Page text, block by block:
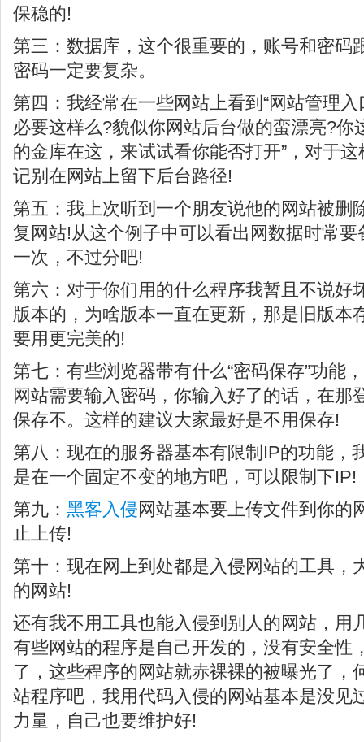
保稳的!
第三：数据库，这个很重要的，账号和密码
密码一定要复杂。
第四：我经常在一些网站上看到“网站管理
必要这样么?貌似你网站后台做的蛮漂亮?你
的金库在这，来试试看你能否打开”，对于
记别在网站上留下后台路径!
第五：我上次听到一个朋友说他的网站被删
复网站!从这个例子中可以看出网数据时常
一次，不过分吧!
第六：对于你们用的什么程序我暂且不说好
版本的，为啥版本一直在更新，那是旧版本
要用更完美的!
第七：有些浏览器带有什么“密码保存”功能
网站需要输入密码，你输入好了的话，在那
保存不。这样的建议大家最好是不用保存!
第八：现在的服务器基本有限制IP的功能，
是在一个固定不变的地方吧，可以限制下IP!
第九： 黑客入侵网站基本要上传文件到你的
止上传!
第十：现在网上到处都是入侵网站的工具，
的网站!
还有我不用工具也能入侵到别人的网站，用
有些网站的程序是自己开发的，没有安全性
了，这些程序的网站就赤裸裸的被曝光了，
站程序吧，我用代码入侵的网站基本是没见
力量，自己也要维护好!